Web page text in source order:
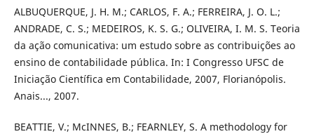
ALBUQUERQUE, J. H. M.; CARLOS, F. A.; FERREIRA, J. O. L.;
ANDRADE, C. S.; MEDEIROS, K. S. G.; OLIVEIRA, I. M. S. Teoria
da ação comunicativa: um estudo sobre as contribuições ao
ensino de contabilidade pública. In: I Congresso UFSC de
Iniciação Científica em Contabilidade, 2007, Florianópolis.
Anais..., 2007.
BEATTIE, V.; McINNES, B.; FEARNLEY, S. A methodology for